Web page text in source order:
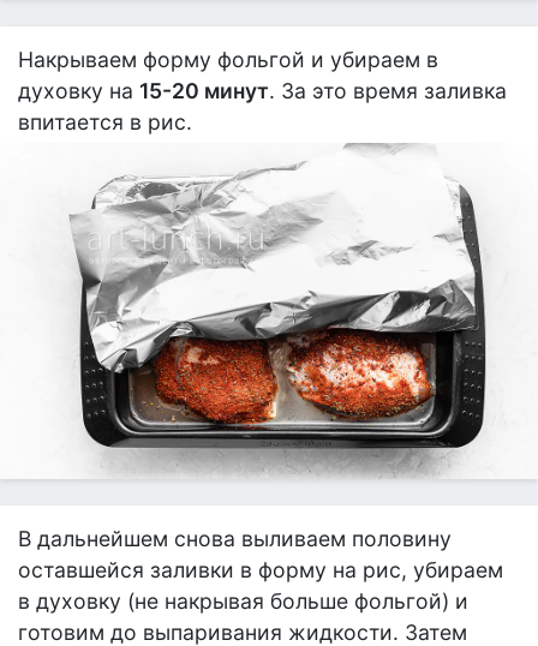
Накрываем форму фольгой и убираем в
духовку на 15-20 минут. За это время заливка
впитается в рис.
В дальнейшем снова выливаем половину
оставшейся заливки в форму на рис, убираем
в духовку (не накрывая больше фольгой) и
готовим до выпаривания жидкости. Затем